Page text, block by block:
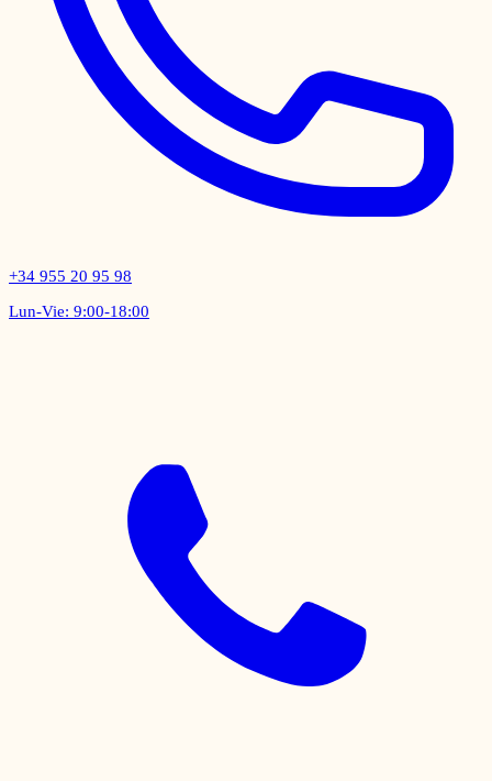
+34 955 20 95 98
Lun-Vie: 9:00-18:00